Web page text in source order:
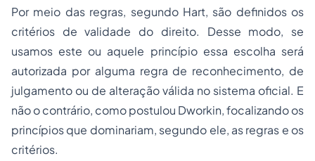
Por meio das regras, segundo Hart, são definidos os
critérios de validade do direito. Desse modo, se
usamos este ou aquele princípio essa escolha será
autorizada por alguma regra de reconhecimento, de
julgamento ou de alteração válida no sistema oficial. E
não o contrário, como postulou Dworkin, focalizando os
princípios que dominariam, segundo ele, as regras e os
critérios.